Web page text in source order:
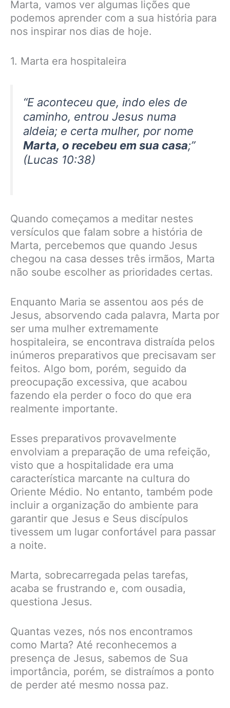
Marta, vamos ver algumas lições que
podemos aprender com a sua história para
nos inspirar nos dias de hoje.
1. Marta era hospitaleira
“E aconteceu que, indo eles de
caminho, entrou Jesus numa
aldeia; e certa mulher, por nome
Marta, o recebeu em sua casa;”
(Lucas 10:38)
Quando começamos a meditar nestes
versículos que falam sobre a história de
Marta, percebemos que quando Jesus
chegou na casa desses três irmãos, Marta
não soube escolher as prioridades certas.
Enquanto Maria se assentou aos pés de
Jesus, absorvendo cada palavra, Marta por
ser uma mulher extremamente
hospitaleira, se encontrava distraída pelos
inúmeros preparativos que precisavam ser
feitos. Algo bom, porém, seguido da
preocupação excessiva, que acabou
fazendo ela perder o foco do que era
realmente importante.
Esses preparativos provavelmente
envolviam a preparação de uma refeição,
visto que a hospitalidade era uma
característica marcante na cultura do
Oriente Médio. No entanto, também pode
incluir a organização do ambiente para
garantir que Jesus e Seus discípulos
tivessem um lugar confortável para passar
a noite.
Marta, sobrecarregada pelas tarefas,
acaba se frustrando e, com ousadia,
questiona Jesus.
Quantas vezes, nós nos encontramos
como Marta? Até reconhecemos a
presença de Jesus, sabemos de Sua
importância, porém, se distraímos a ponto
de perder até mesmo nossa paz.